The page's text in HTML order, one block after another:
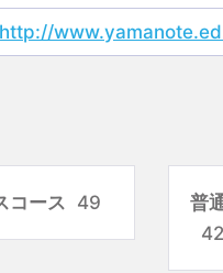
http://
コース 49
普
42